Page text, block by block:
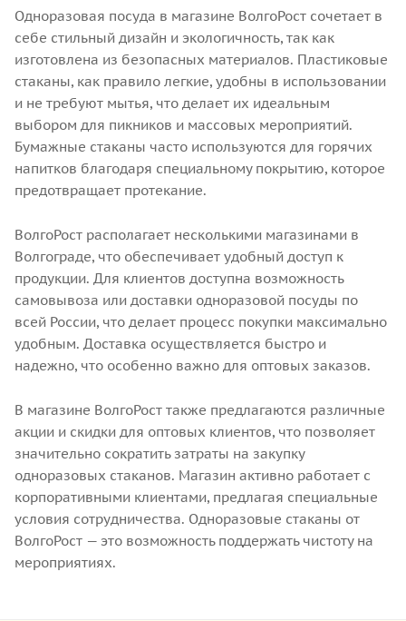
Одноразовая посуда в магазине ВолгоРост сочетает в
себе стильный дизайн и экологичность, так как
изготовлена из безопасных материалов. Пластиковые
стаканы, как правило легкие, удобны в использовании
и не требуют мытья, что делает их идеальным
выбором для пикников и массовых мероприятий.
Бумажные стаканы часто используются для горячих
напитков благодаря специальному покрытию, которое
предотвращает протекание.
ВолгоРост располагает несколькими магазинами в
Волгограде, что обеспечивает удобный доступ к
продукции. Для клиентов доступна возможность
самовывоза или доставки одноразовой посуды по
всей России, что делает процесс покупки максимально
удобным. Доставка осуществляется быстро и
надежно, что особенно важно для оптовых заказов.
В магазине ВолгоРост также предлагаются различные
акции и скидки для оптовых клиентов, что позволяет
значительно сократить затраты на закупку
одноразовых стаканов. Магазин активно работает с
корпоративными клиентами, предлагая специальные
условия сотрудничества. Одноразовые стаканы от
ВолгоРост — это возможность поддержать чистоту на
мероприятиях.